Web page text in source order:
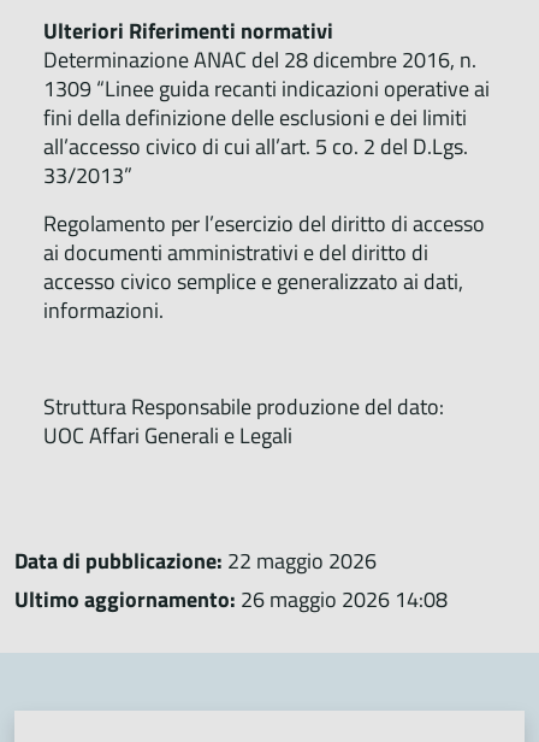
Ulteriori Riferimenti normativi
Determinazione ANAC del 28 dicembre 2016, n.
1309 “Linee guida recanti indicazioni operative ai
fini della definizione delle esclusioni e dei limiti
all’accesso civico di cui all’art. 5 co. 2 del D.Lgs.
33/2013”
Regolamento per l’esercizio del diritto di accesso
ai documenti amministrativi e del diritto di
accesso civico semplice e generalizzato ai dati,
informazioni.
Struttura Responsabile produzione del dato:
UOC Affari Generali e Legali
Data di pubblicazione: 22 maggio 2026
Ultimo aggiornamento: 26 maggio 2026 14:08